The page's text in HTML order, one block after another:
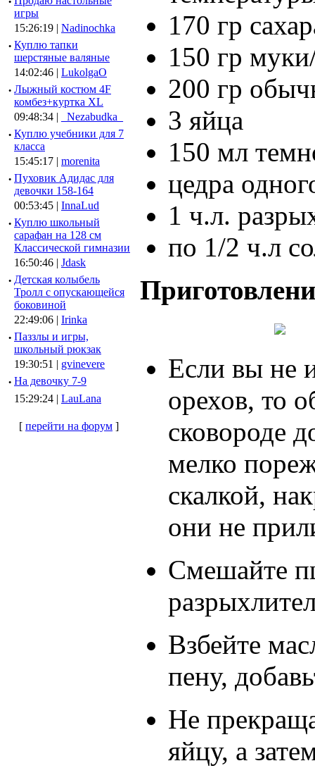
игры
15:26:19 | Nadinochka
· Куплю тапки
шерстяные валяные
14:02:46 | LukolgaO
· Лыжный костюм 4F
комбез+куртка XL
09:48:34 |
_Nezabudka_
· Куплю учебники для 7
класса
15:45:17 | morenita
· Пуховик Адидас для
девочки 158-164
00:53:45 | InnaLud
· Куплю школьный
сарафан на 128 см
Классической гимназии
16:50:46 | Jdask
· Детская колыбель
Тролл с опускающейся
боковиной
22:49:06 | Irinka
· Паззлы и игры,
школьный рюкзак
19:30:51 | gvinevere
· Hа девочку 7-9
15:29:24 | LauLana
[ перейти на форум ]
170 гр
150 гр
200 гр
3 яйца
150 мл
цедра
1 ч.л.
по 1/2 ч.л
Если вы не
орехов, то
сковороде
мелко
скалкой,
они не
Смешайте
Взбейте
пену,
Не
яйцу, а